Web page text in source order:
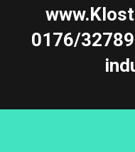
0176/